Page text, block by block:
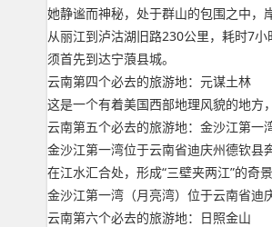
她静谧而神秘，处于群山的包围之中，
从丽江到泸沽湖旧路230公里，耗时7
须首先到达宁蒗县城。
云南第四个必去的旅游地：元谋土林
这是一个有着美国西部地理风貌的地方
云南第五个必去的旅游地：金沙江第一
金沙江第一湾位于云南省迪庆州德钦县
在江水汇合处，形成“三壁夹两江”的奇景
金沙江第一湾（月亮湾）位于云南省迪
云南第六个必去的旅游地：日照金山